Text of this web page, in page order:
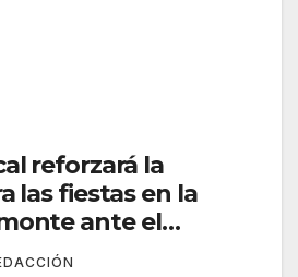
reforzará la
las fiestas en la
ante el